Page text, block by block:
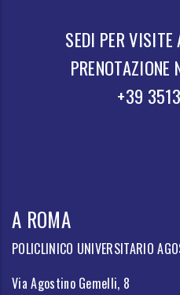
SEDI PER
PRENOTAZIONE
+39
A ROMA
POLICLINICO UNIVERSITARIO
Via Agostino Gemelli, 8